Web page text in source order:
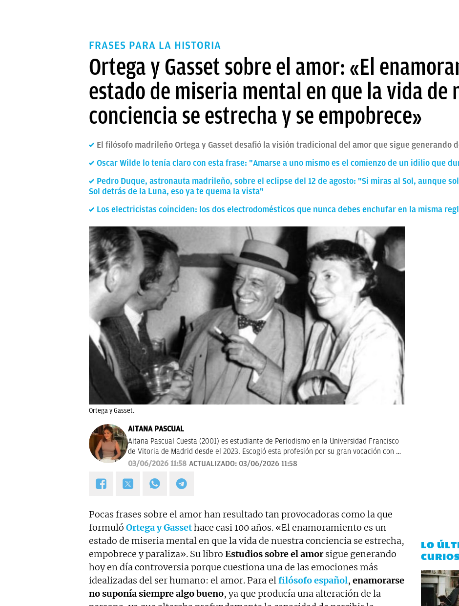
FRASES PARA LA HISTORIA
Ortega y Gasset sobre el amor: «El
estado de miseria mental en que la vida de
conciencia se estrecha y se empobrece»
El filósofo madrileño Ortega y Gasset desafió la visión tradicional del amor que sigue generando
Oscar Wilde lo tenía claro con esta frase: "Amarse a uno mismo es el comienzo de un idilio que
Pedro Duque, astronauta madrileño, sobre el eclipse del 12 de agosto: "Si miras al Sol, aunque
Sol detrás de la Luna, eso ya te quema la vista"
Los electricistas coinciden: los dos electrodomésticos que nunca debes enchufar en la misma
Ortega y Gasset.
AITANA PASCUAL
Aitana Pascual Cuesta (2001) es estudiante de Periodismo en la Universidad Francisco
de Vitoria de Madrid desde el 2023. Escogió esta profesión por su gran vocación con la
comunicación y la escritura. Hoy en día, tiene mucho interés por la historia, deportes
sucesos de forma clara y rigurosa.
03/06/2026 11:58 ACTUALIZADO: 03/06/2026 11:58
Pocas frases sobre el amor han resultado tan provocadoras como la que
formuló Ortega y Gassethace casi 100 años. «El enamoramiento es un
estado de miseria mental en que la vida de nuestra conciencia se estrecha,
empobrece y paraliza». Su libro Estudios sobre el amorsigue generando
hoy en día controversia porque cuestiona una de las emociones más
idealizadas del ser humano: el amor. Para elfilósofo español, enamorarse
no suponía siempre algo bueno, ya que producía una alteración de la
LO